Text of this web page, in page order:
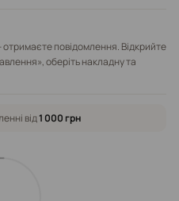
повідомлення. Відкрийте
оберіть накладну та
від1 000 грн